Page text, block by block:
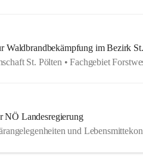
Waldbrandbekämpfung im Bezirk
St. Pölten • Fachgebiet
NÖ Landesregierung
und